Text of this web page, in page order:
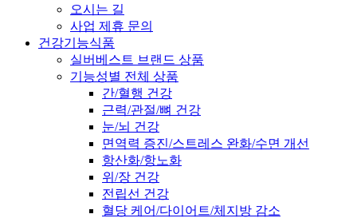
오시는 길
사업 제휴 문의
건강기능식품
실버베스트 브랜드 상품
기능성별 전체 상품
간/혈행 건강
근력/관절/뼈 건강
눈/뇌 건강
면역력 증진/스트레스 완화/수면 개선
항산화/항노화
위/장 건강
전립선 건강
혈당 케어/다이어트/체지방 감소